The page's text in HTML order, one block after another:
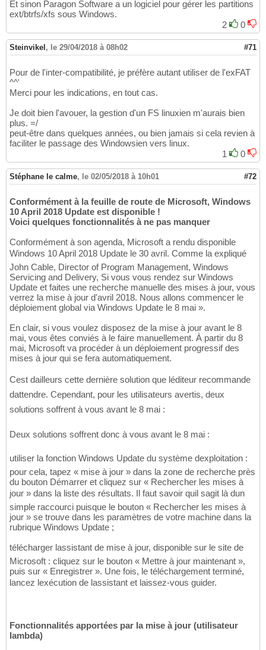
Et sinon Paragon Software a un logiciel pour gérer les partitions
ext/btrfs/xfs sous Windows.
2
0
Steinvikel , le 29/04/2018 à 08h02 #71
Pour de l'inter-compatibilité, je préfère autant utiliser de l'exFAT
^^'
Merci pour les indications, en tout cas.
Je doit bien l'avouer, la gestion d'un FS linuxien m'aurais bien
plus. =/
peut-être dans quelques années, ou bien jamais si cela revien à
faciliter le passage des Windowsien vers linux.
1
0
Stéphane le calme, le 02/05/2018 à 10h01 #72
Conformément à la feuille de route de Microsoft, Windows
10 April 2018 Update est disponible !
Voici quelques fonctionnalités à ne pas manquer
Conformément à son agenda, Microsoft a rendu disponible
Windows 10 April 2018 Update le 30 avril. Comme la expliqué
John Cable, Director of Program Management, Windows
Servicing and Delivery, Si vous vous rendez sur Windows
Update et faites une recherche manuelle des mises à jour, vous
verrez la mise à jour d'avril 2018. Nous allons commencer le
déploiement global via Windows Update le 8 mai ».
En clair, si vous voulez disposez de la mise à jour avant le 8
mai, vous êtes conviés à le faire manuellement. À partir du 8
mai, Microsoft va procéder à un déploiement progressif des
mises à jour qui se fera automatiquement.
Cest dailleurs cette dernière solution que léditeur recommande
dattendre. Cependant, pour les utilisateurs avertis, deux
solutions soffrent à vous avant le 8 mai :
Deux solutions soffrent donc à vous avant le 8 mai :
utiliser la fonction Windows Update du système dexploitation :
pour cela, tapez « mise à jour » dans la zone de recherche près
du bouton Démarrer et cliquez sur « Rechercher les mises à
jour » dans la liste des résultats. Il faut savoir quil sagit là dun
simple raccourci puisque le bouton « Rechercher les mises à
jour » se trouve dans les paramètres de votre machine dans la
rubrique Windows Update ;
télécharger lassistant de mise à jour, disponible sur le site de
Microsoft : cliquez sur le bouton « Mettre à jour maintenant »,
puis sur « Enregistrer ». Une fois, le téléchargement terminé,
lancez lexécution de lassistant et laissez-vous guider.
Fonctionnalités apportées par la mise à jour (utilisateur
lambda)